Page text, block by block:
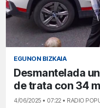
EGUNON BIZKAIA
Desmantelada
de trata con 34
4/06/2025 • 07:22 • RADIO